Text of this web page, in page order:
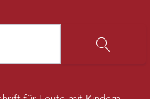
Suche